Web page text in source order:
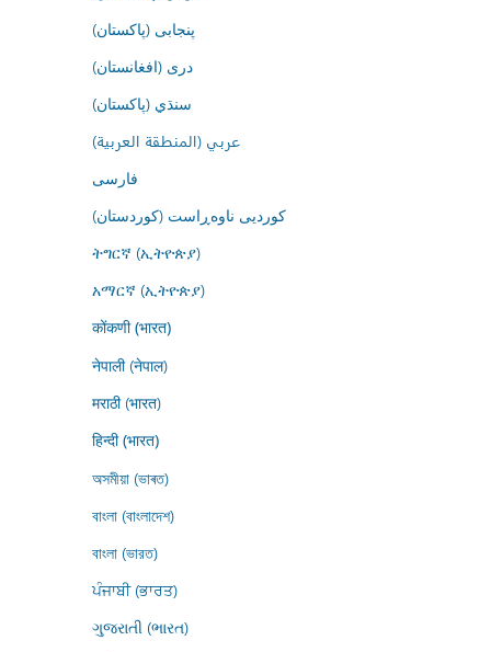
پنجابی (پاکستان)
درى (افغانستان)
سنڌي (پاکستان)
عربي (المنطقة العربية)
فارسى
کوردیی ناوەڕاست (کوردستان)
ትግርኛ (ኢትዮጵያ)
አማርኛ (ኢትዮጵያ)
कोंकणी (भारत)
नेपाली (नेपाल)
मराठी (भारत)
हिन्दी (भारत)
অসমীয়া (ভাৰত)
বাংলা (বাংলাদেশ)
বাংলা (ভারত)
ਪੰਜਾਬੀ (ਭਾਰਤ)
ગુજરાતી (ભારત)